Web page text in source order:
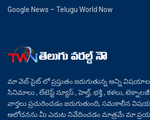
Google News – Telugu World Now
మా వెబ్ సైట్ లో ప్రస్తుతం జరుగుతున్న అన్ని
సినిమాలు , లేటెస్ట్ న్యూస్ , హెల్త్, భక్తి , కళలు,
వార్తలు ప్రచురించడం జరుగుతుంది, సమకాలీన
ఆలోచనను మీ ఎదుట నివేదించడం మాత్రమే మా